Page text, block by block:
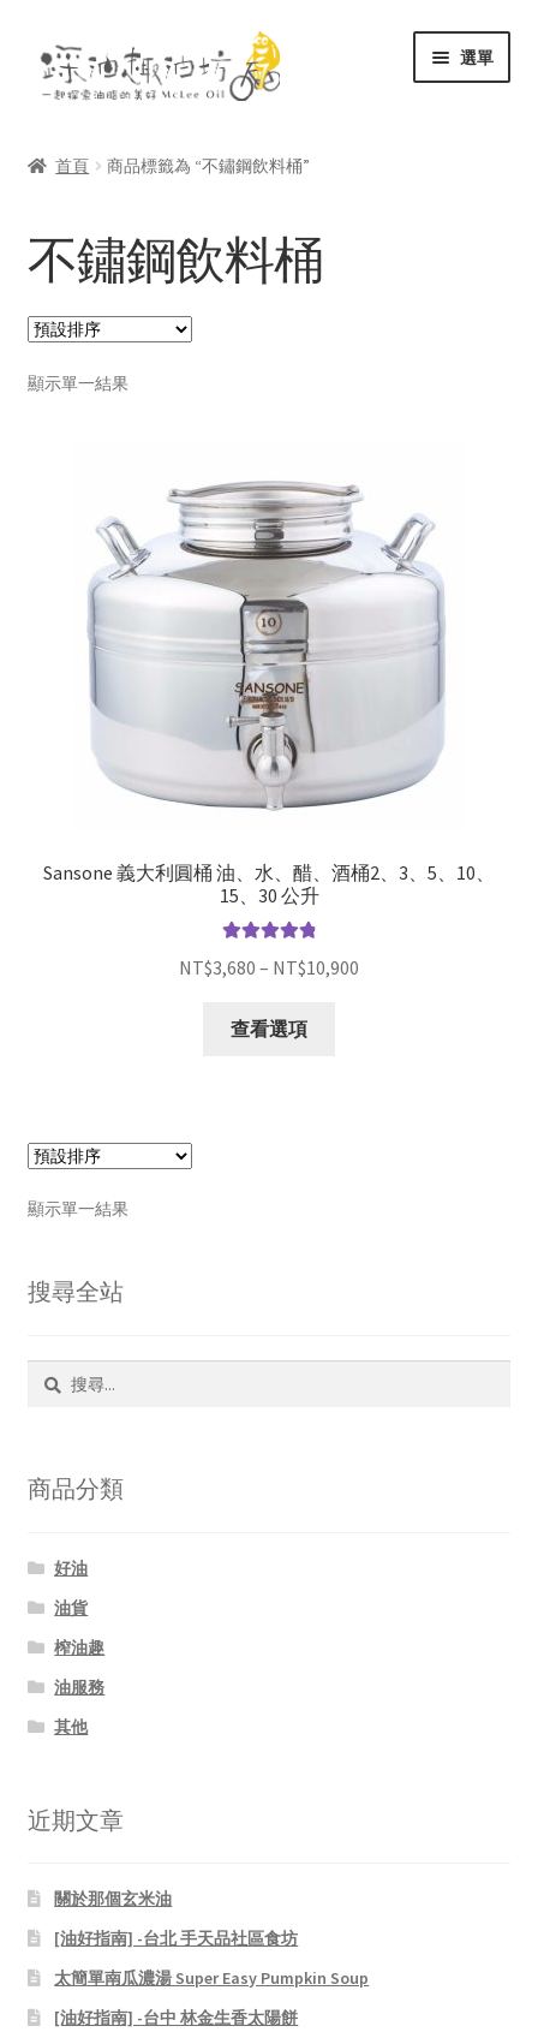
至
導
列
至
主
內
選單
文庫
聯絡
首頁 商品標籤為 “不鏽鋼飲料桶”
不鏽鋼飲料桶
顯示單一結果
Sansone 義大利圓桶 油、水、醋、酒桶2、3、5、10、
15、30 公升
NT$3,680 – NT$10,900
查看選項
顯示單一結果
搜尋全站
字:
商品分類
好油
油貨
榨油趣
油服務
其他
近期文章
關於那個玄米油
[油好指南] -台北 手天品社區食坊
太簡單南瓜濃湯 Super Easy Pumpkin Soup
[油好指南] -台中 林金生香太陽餅